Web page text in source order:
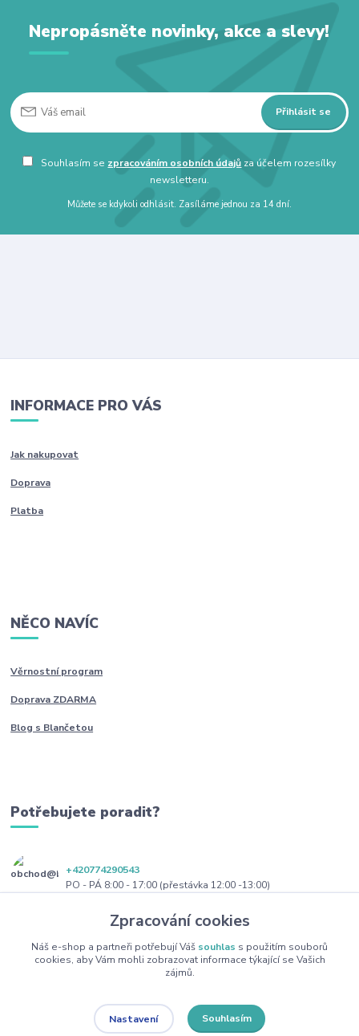
Nepropásněte novinky, akce a slevy!
Přihlásit se
Souhlasím se zpracováním osobních údajů za účelem rozesílky
newsletteru.
Můžete se kdykoli odhlásit. Zasíláme jednou za 14 dní.
INFORMACE PRO VÁS
Jak nakupovat
Doprava
Platba
NĚCO NAVÍC
Věrnostní program
Doprava ZDARMA
Blog s Blančetou
Potřebujete poradit?
+420774290543
PO - PÁ 8:00 - 17:00 (přestávka 12:00 -13:00)
obchod@blanceta.czZpracování cookies
Náš e-shop a partneři potřebují Váš souhlas s použitím souborů
cookies, aby Vám mohli zobrazovat informace týkající se Vašich
zájmů.
Nastavení Souhlasím